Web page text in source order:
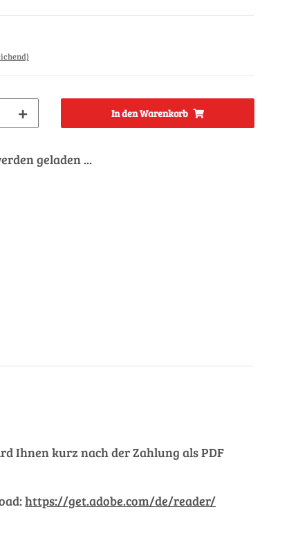
In den Warenkorb
geladen ...
Ihnen kurz nach der Zahlung als PDF
https://get.adobe.com/de/reader/